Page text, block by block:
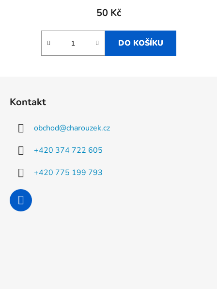
50 Kč
DO KOŠÍKU
Kontakt
obchod@charouzek.cz
+420 374 722 605
+420 775 199 793